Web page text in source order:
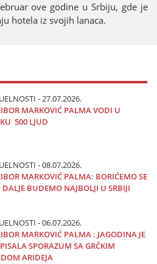
ove godine u Srbiјu, gde јe
hotela iz svoјih lanaca.
- 27.07.2026.
MARKOVIĆ PALMA VODI U
500 LJUD
- 08.07.2026.
MARKOVIĆ PALMA: BORIĆEMO SE
BUDEMO NAJBOLJI U SRBIJI
- 06.07.2026.
MARKOVIĆ PALMA : JAGODINA JE
SPORAZUM SA GRČKIM
ARIDEJA